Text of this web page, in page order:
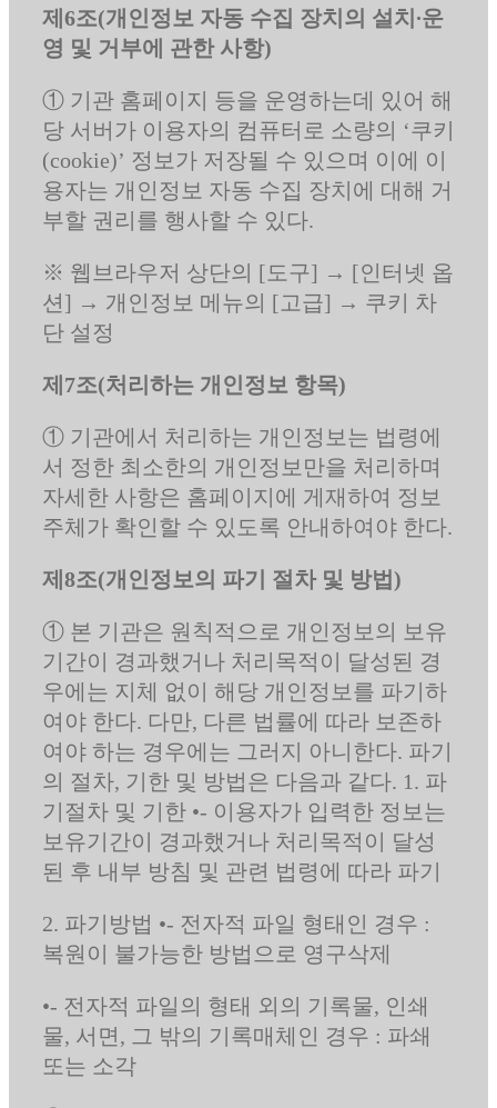
제6조(개인정보 자동 수집 장치의 설치∙운
영 및 거부에 관한 사항)
① 기관 홈페이지 등을 운영하는데 있어 해
당 서버가 이용자의 컴퓨터로 소량의 ‘쿠키
(cookie)’ 정보가 저장될 수 있으며 이에 이
용자는 개인정보 자동 수집 장치에 대해 거
부할 권리를 행사할 수 있다.
※ 웹브라우저 상단의 [도구] → [인터넷 옵
션] → 개인정보 메뉴의 [고급] → 쿠키 차
단 설정
제7조(처리하는 개인정보 항목)
① 기관에서 처리하는 개인정보는 법령에
서 정한 최소한의 개인정보만을 처리하며
자세한 사항은 홈페이지에 게재하여 정보
주체가 확인할 수 있도록 안내하여야 한다.
제8조(개인정보의 파기 절차 및 방법)
① 본 기관은 원칙적으로 개인정보의 보유
기간이 경과했거나 처리목적이 달성된 경
우에는 지체 없이 해당 개인정보를 파기하
여야 한다. 다만, 다른 법률에 따라 보존하
여야 하는 경우에는 그러지 아니한다. 파기
의 절차, 기한 및 방법은 다음과 같다. 1. 파
기절차 및 기한 •- 이용자가 입력한 정보는
보유기간이 경과했거나 처리목적이 달성
된 후 내부 방침 및 관련 법령에 따라 파기
2. 파기방법 •- 전자적 파일 형태인 경우 :
복원이 불가능한 방법으로 영구삭제
•- 전자적 파일의 형태 외의 기록물, 인쇄
물, 서면, 그 밖의 기록매체인 경우 : 파쇄
또는 소각